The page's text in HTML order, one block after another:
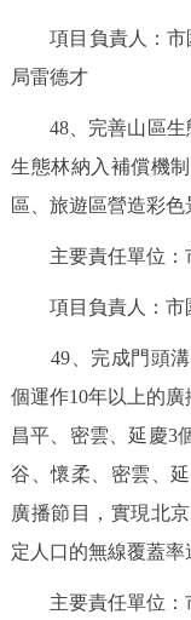
項目負責人：市
局雷德才
48、完善山區生
生態林納入補償機
區、旅遊區營造彩色
主要責任單位：
項目負責人：市
49、完成門頭溝
個運作10年以上的
昌平、密雲、延慶3
谷、懷柔、密雲、
廣播節目，實現北
定人口的無線覆蓋率
主要責任單位：